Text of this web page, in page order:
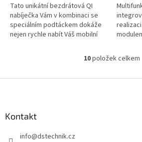
Tato unikátní bezdrátová QI
nabíječka Vám v kombinaci se
speciálním podtáckem dokáže
nejen rychle nabít Váš mobilní
kávu, čaj, kojeneckou výživu a...
pomocí
O
l
10položek celkem
Kontakt
info@dstechnik.cz